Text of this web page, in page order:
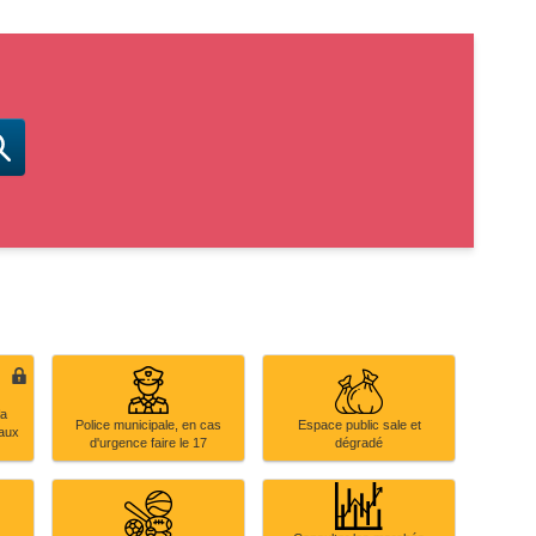
Police
municipale,
en
faire
le
Police municipale, en cas
d'urgence faire le 17
Espace
public
sale
dégradé
Espace public sale et
dégradé